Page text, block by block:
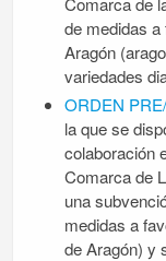
de medidas
Aragón
variedades
ORDEN
la que se
colaboración
Comarca de
una
medidas a
de Aragón) y